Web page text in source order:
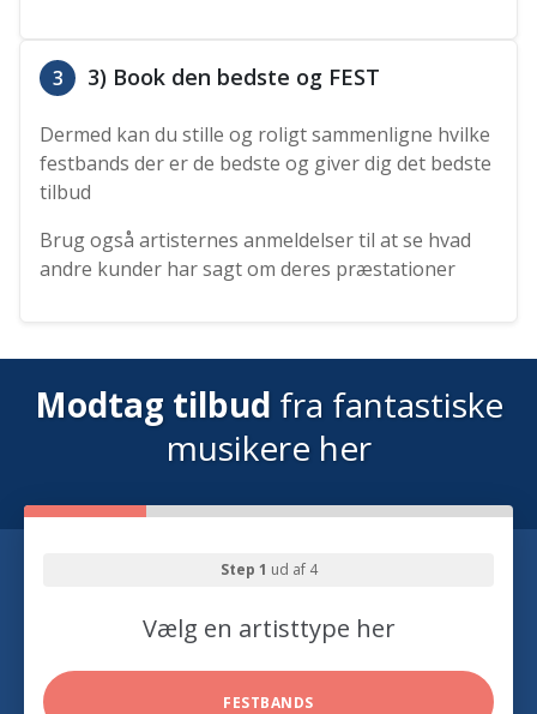
3 3) Book den bedste og FEST
Dermed kan du stille og roligt sammenligne hvilke
festbands der er de bedste og giver dig det bedste
tilbud
Brug også artisternes anmeldelser til at se hvad
andre kunder har sagt om deres præstationer
Modtag tilbud fra fantastiske
musikere her
Step 1 ud af 4
Vælg en artisttype her
FESTBANDS